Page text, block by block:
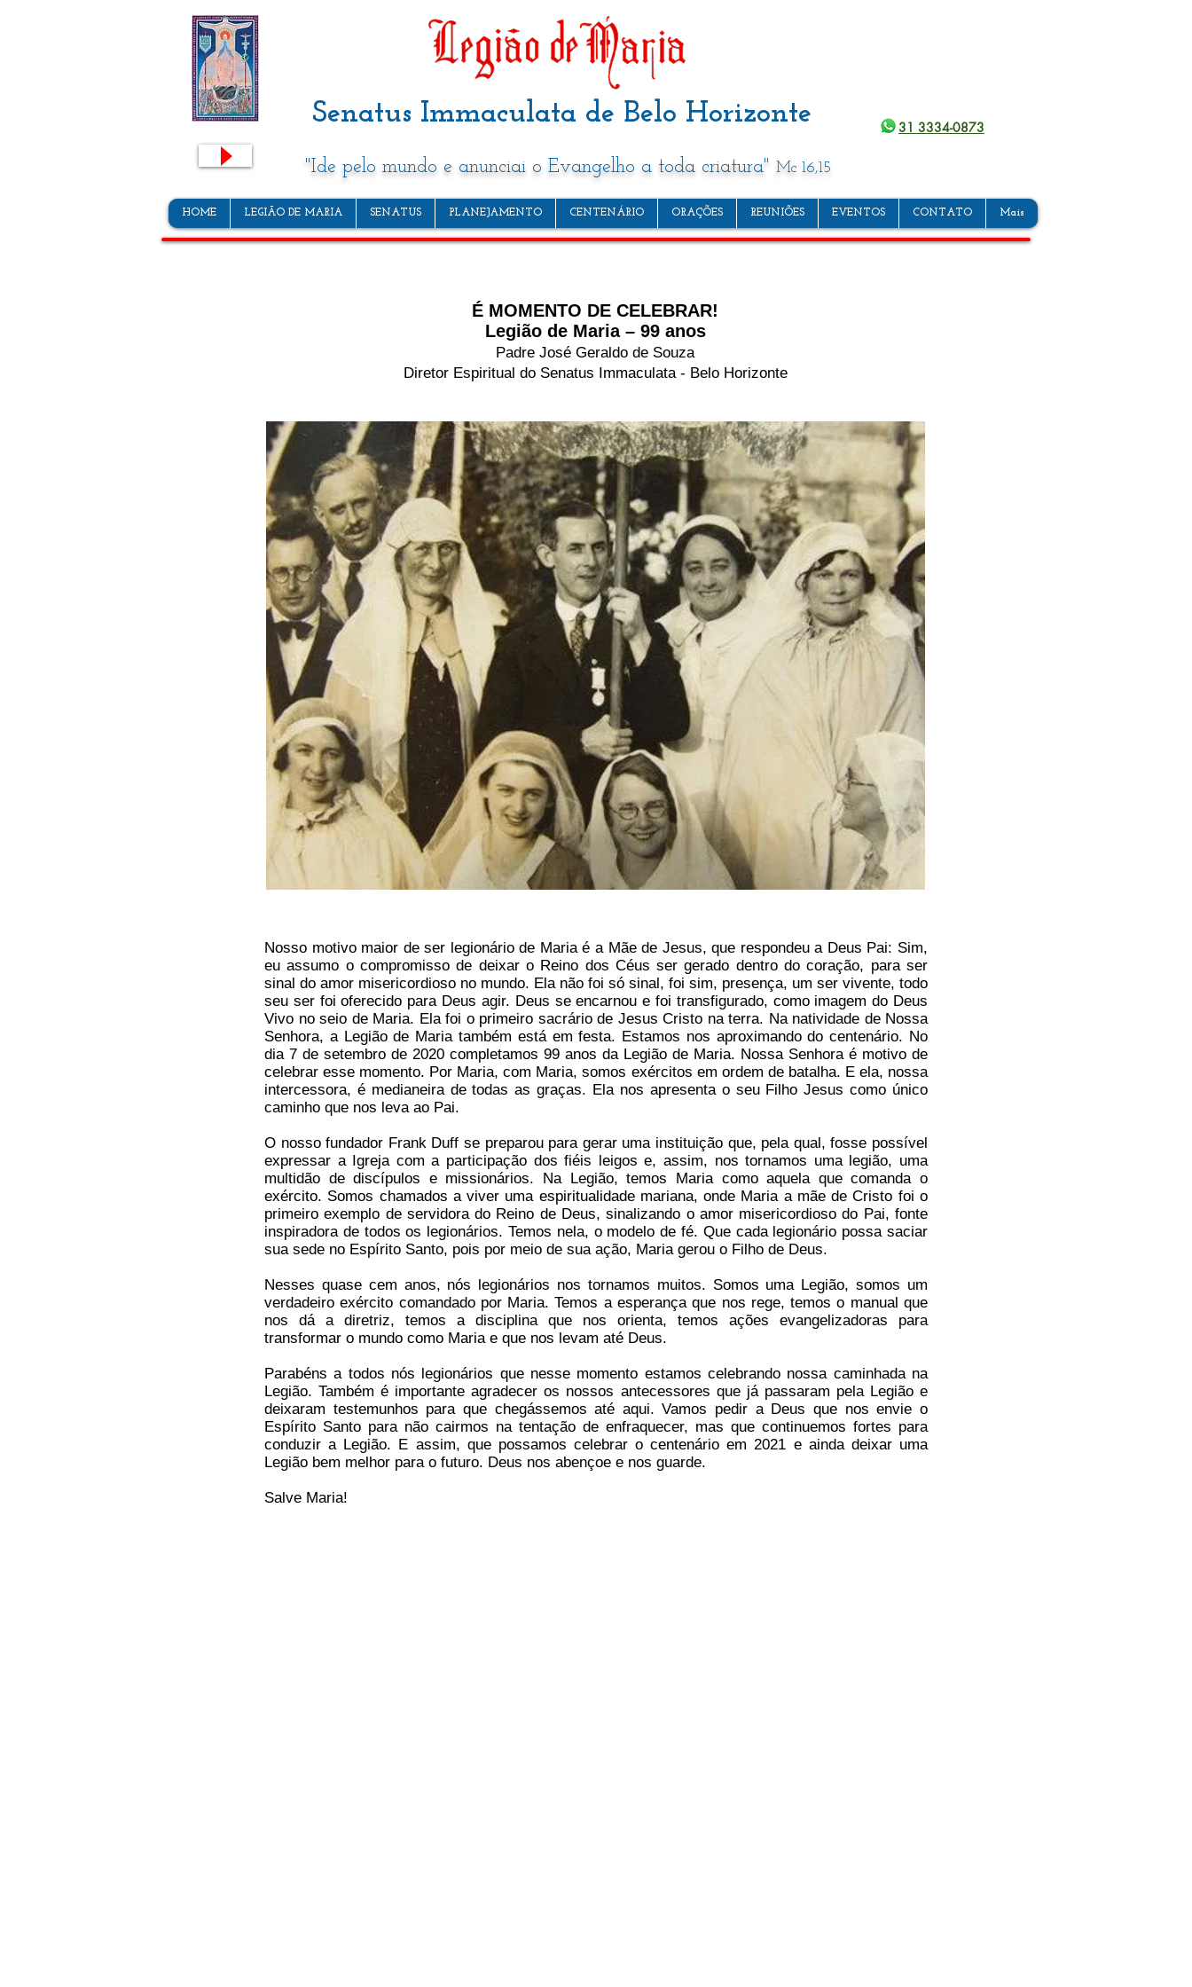
Senatus Immaculata de Belo Horizonte 31 3334-0873
"Ide pelo mundo e anunciai o Evangelho a toda criatura" Mc 16,15
HOME LEGIÃO DE MARIA SENATUS PLANEJAMENTO CENTENÁRIO ORAÇÕES REUNIÕES EVENTOS CONTATO Mais
É MOMENTO DE CELEBRAR!
Legião de Maria – 99 anos
Padre José Geraldo de Souza
Diretor Espiritual do Senatus Immaculata - Belo Horizonte
Nosso motivo maior de ser legionário de Maria é a Mãe de Jesus, que respondeu a Deus Pai: Sim,
eu assumo o compromisso de deixar o Reino dos Céus ser gerado dentro do coração, para ser
sinal do amor misericordioso no mundo. Ela não foi só sinal, foi sim, presença, um ser vivente, todo
seu ser foi oferecido para Deus agir. Deus se encarnou e foi transfigurado, como imagem do Deus
Vivo no seio de Maria. Ela foi o primeiro sacrário de Jesus Cristo na terra. Na natividade de Nossa
Senhora, a Legião de Maria também está em festa. Estamos nos aproximando do centenário. No
dia 7 de setembro de 2020 completamos 99 anos da Legião de Maria. Nossa Senhora é motivo de
celebrar esse momento. Por Maria, com Maria, somos exércitos em ordem de batalha. E ela, nossa
intercessora, é medianeira de todas as graças. Ela nos apresenta o seu Filho Jesus como único
caminho que nos leva ao Pai.
O nosso fundador Frank Duff se preparou para gerar uma instituição que, pela qual, fosse possível
expressar a Igreja com a participação dos fiéis leigos e, assim, nos tornamos uma legião, uma
multidão de discípulos e missionários. Na Legião, temos Maria como aquela que comanda o
exército. Somos chamados a viver uma espiritualidade mariana, onde Maria a mãe de Cristo foi o
primeiro exemplo de servidora do Reino de Deus, sinalizando o amor misericordioso do Pai, fonte
inspiradora de todos os legionários. Temos nela, o modelo de fé. Que cada legionário possa saciar
sua sede no Espírito Santo, pois por meio de sua ação, Maria gerou o Filho de Deus.
Nesses quase cem anos, nós legionários nos tornamos muitos. Somos uma Legião, somos um
verdadeiro exército comandado por Maria. Temos a esperança que nos rege, temos o manual que
nos dá a diretriz, temos a disciplina que nos orienta, temos ações evangelizadoras para
transformar o mundo como Maria e que nos levam até Deus.
Parabéns a todos nós legionários que nesse momento estamos celebrando nossa caminhada na
Legião. Também é importante agradecer os nossos antecessores que já passaram pela Legião e
deixaram testemunhos para que chegássemos até aqui. Vamos pedir a Deus que nos envie o
Espírito Santo para não cairmos na tentação de enfraquecer, mas que continuemos fortes para
conduzir a Legião. E assim, que possamos celebrar o centenário em 2021 e ainda deixar uma
Legião bem melhor para o futuro. Deus nos abençoe e nos guarde.
Salve Maria!